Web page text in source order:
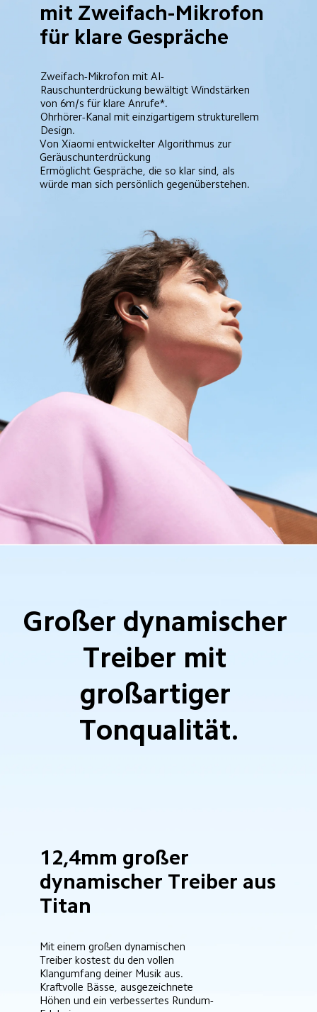
mit Zweifach-Mikrofon
für klare Gespräche
Zweifach-Mikrofon mit AI-
Rauschunterdrückung bewältigt Windstärken
von 6m/s für klare Anrufe*.
Ohrhörer-Kanal mit einzigartigem strukturellem
Design.
Von Xiaomi entwickelter Algorithmus zur
Geräuschunterdrückung
Ermöglicht Gespräche, die so klar sind, als
würde man sich persönlich gegenüberstehen.
Großer dynamischer
Treiber mit
großartiger
Tonqualität.
12,4mm großer
dynamischer Treiber aus
Titan
Mit einem großen dynamischen
Treiber kostest du den vollen
Klangumfang deiner Musik aus.
Kraftvolle Bässe, ausgezeichnete
Höhen und ein verbessertes Rundum-